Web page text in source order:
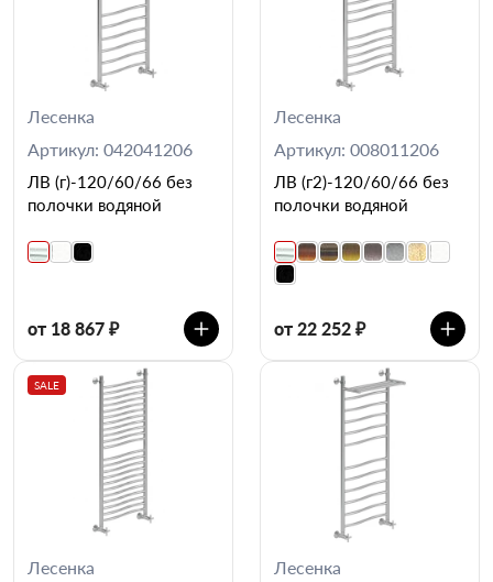
Лесенка
Артикул: 042041206
ЛВ (г)-120/60/66 без
полочки водяной
от 18 867 ₽
Лесенка
Артикул: 008011206
ЛВ (г2)-120/60/66 без
полочки водяной
от 22 252 ₽
SALE
Лесенка
Лесенка